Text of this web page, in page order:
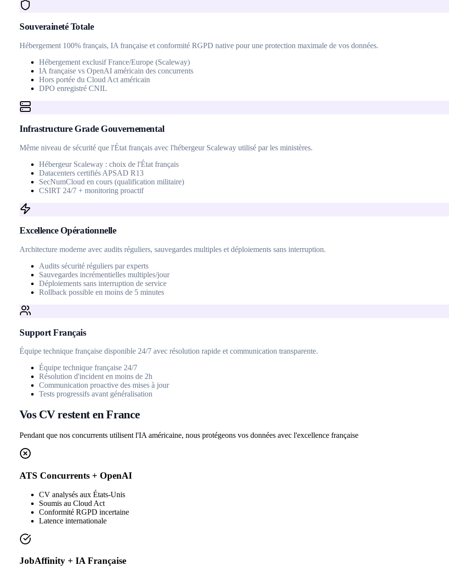
Souveraineté Totale
Hébergement 100% français, IA française et conformité RGPD native pour une protection maximale de vos données.
Hébergement exclusif France/Europe (Scaleway)
IA française vs OpenAI américain des concurrents
Hors portée du Cloud Act américain
DPO enregistré CNIL
Infrastructure Grade Gouvernemental
Même niveau de sécurité que l'État français avec l'hébergeur Scaleway utilisé par les ministères.
Hébergeur Scaleway : choix de l'État français
Datacenters certifiés APSAD R13
SecNumCloud en cours (qualification militaire)
CSIRT 24/7 + monitoring proactif
Excellence Opérationnelle
Architecture moderne avec audits réguliers, sauvegardes multiples et déploiements sans interruption.
Audits sécurité réguliers par experts
Sauvegardes incrémentielles multiples/jour
Déploiements sans interruption de service
Rollback possible en moins de 5 minutes
Support Français
Équipe technique française disponible 24/7 avec résolution rapide et communication transparente.
Équipe technique française 24/7
Résolution d'incident en moins de 2h
Communication proactive des mises à jour
Tests progressifs avant généralisation
Vos CV restent en France
Pendant que nos concurrents utilisent l'IA américaine, nous protégeons vos données avec l'excellence française
ATS Concurrents + OpenAI
CV analysés aux États-Unis
Soumis au Cloud Act
Conformité RGPD incertaine
Latence internationale
JobAffinity + IA Française